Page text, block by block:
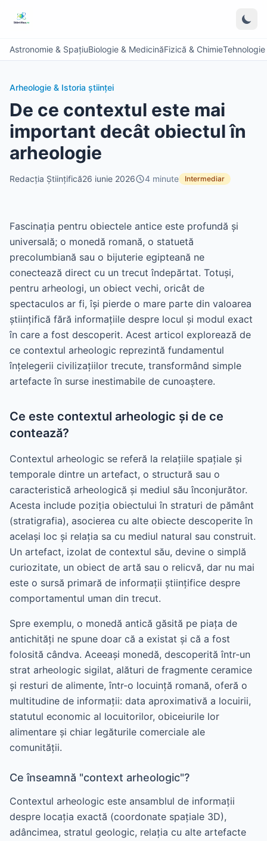
Astronomie & SpațiuBiologie & MedicinăFizică & Chimie
Arheologie & Istoria științei
De ce contextul este mai
important decât obiectul în
arheologie
Redacția Științifică26 iunie 2026 4 minute Intermediar
Fascinația pentru obiectele antice este profundă și
universală; o monedă romană, o statuetă
precolumbiană sau o bijuterie egipteană ne
conectează direct cu un trecut îndepărtat. Totuși,
pentru arheologi, un obiect vechi, oricât de
spectaculos ar fi, își pierde o mare parte din valoarea
științifică fără informațiile despre locul și modul exact
în care a fost descoperit. Acest articol explorează de
ce contextul arheologic reprezintă fundamentul
înțelegerii civilizațiilor trecute, transformând simple
artefacte în surse inestimabile de cunoaștere.
Ce este contextul arheologic și de ce
contează?
Contextul arheologic se referă la relațiile spațiale și
temporale dintre un artefact, o structură sau o
caracteristică arheologică și mediul său înconjurător.
Acesta include poziția obiectului în straturi de pământ
(stratigrafia), asocierea cu alte obiecte descoperite în
același loc și relația sa cu mediul natural sau construit.
Un artefact, izolat de contextul său, devine o simplă
curiozitate, un obiect de artă sau o relicvă, dar nu mai
este o sursă primară de informații științifice despre
comportamentul uman din trecut.
Spre exemplu, o monedă antică găsită pe piața de
antichități ne spune doar că a existat și că a fost
folosită cândva. Aceeași monedă, descoperită într-un
strat arheologic sigilat, alături de fragmente ceramice
și resturi de alimente, într-o locuință romană, oferă o
multitudine de informații: data aproximativă a locuirii,
statutul economic al locuitorilor, obiceiurile lor
alimentare și chiar legăturile comerciale ale
comunității.
Ce înseamnă "context arheologic"?
Contextul arheologic este ansamblul de informații
despre locația exactă (coordonate spațiale 3D),
adâncimea, stratul geologic, relația cu alte artefacte